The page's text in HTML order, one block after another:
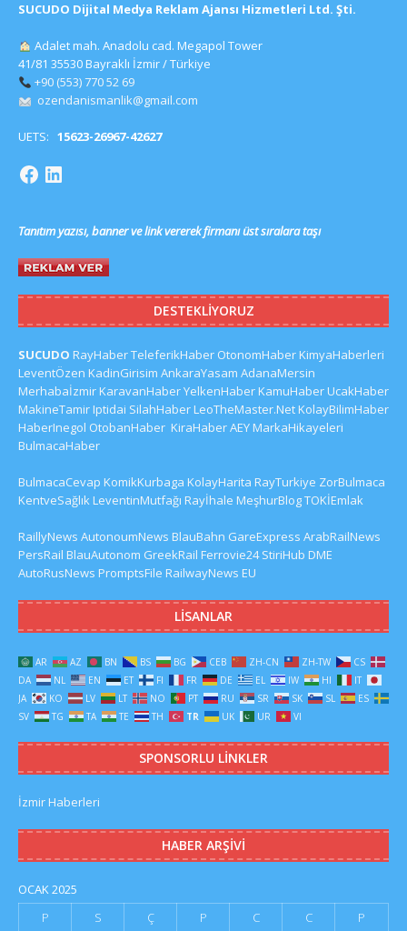
SUCUDO Dijital Medya Reklam Ajansı Hizmetleri Ltd. Şti.
Adalet mah. Anadolu cad. Megapol Tower
41/81 35530 Bayraklı İzmir / Türkiye
+90 (553) 770 52 69
ozendanismanlik@gmail.com
UETS: 15623-26967-42627
Tanıtım yazısı, banner ve link vererek firmanı üst sıralara taşı
DESTEKLIYORUZ
SUCUDO RayHaberTeleferikHaber OtonomHaberKimyaHaberleri
LeventÖzen KadinGirisim AnkaraYasam AdanaMersin
MerhabaİzmirKaravanHaberYelkenHaberKamuHaberUcakHaber
MakineTamirIptidai SilahHaberLeoTheMaster.NetKolayBilimHaber
HaberInegol OtobanHaber KiraHaberAEYMarkaHikayeleri
BulmacaHaber
BulmacaCevap KomikKurbaga KolayHarita RayTurkiye ZorBulmaca
KentveSağlıkLeventinMutfağı Rayİhale MeşhurBlogTOKİEmlak
RaillyNews AutonoumNews BlauBahn GareExpress ArabRailNews
PersRail BlauAutonom GreekRail Ferrovie24 StiriHub DME
AutoRusNews PromptsFile RailwayNews EU
LISANLAR
AR AZ BN BS BG CEB ZH-CN ZH-TW
CS
DA
NL EN ET FI FR DE EL IW HI
IT
JA
KO LV LT NO PT RU SR SK SL
ES
SV
TG TA TE TH TR UK UR VI
SPONSORLU LINKLER
İzmir Haberleri
HABER ARŞIVI
OCAK 2025
P
S Ç P C C P